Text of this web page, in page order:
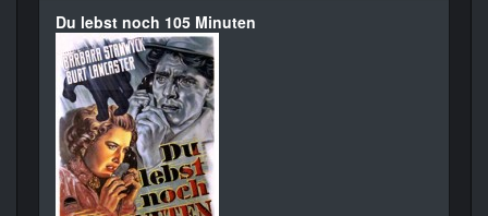
Du lebst noch 105 Minuten